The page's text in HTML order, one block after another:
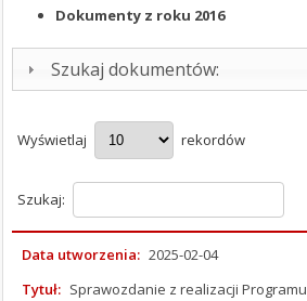
PODATKI
I
OPŁATY
ORGANIZACJE
POZARZĄDOWE
Informacje
Konkursy
Małe
Granty
Program
Dokumenty z roku 2016
Szukaj dokumentów:
Wyświetlaj rekordów
Szukaj:
Data utworzenia: 2025-02-04
Tytuł: Sprawozdanie z realizacji Programu